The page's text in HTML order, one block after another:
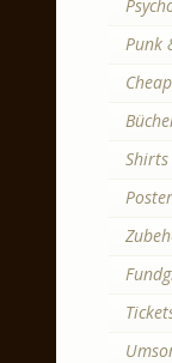
Punk
Shirts
Poster